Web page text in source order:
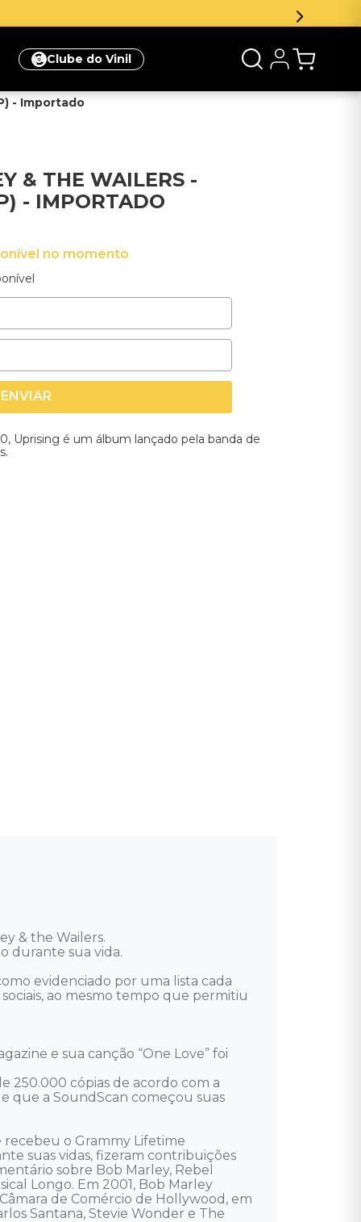
sua primeira compra
Clube do Vinil
- Importado
& THE WAILERS -
- IMPORTADO
no momento
ENVIAR
Uprising é um álbum lançado pela banda de
& the Wailers.
durante sua vida.
evidenciado por uma lista cada
ao mesmo tempo que permitiu
e sua canção “One Love” foi
250.000 cópias de acordo com a
que a SoundScan começou suas
recebeu o Grammy Lifetime
suas vidas, fizeram contribuições
sobre Bob Marley, Rebel
Longo. Em 2001, Bob Marley
de Comércio de Hollywood, em
Santana, Stevie Wonder e The